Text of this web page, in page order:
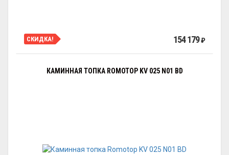
СКИДКА! 154 179₽
КАМИННАЯ ТОПКА ROMOTOP KV 025 N01 BD